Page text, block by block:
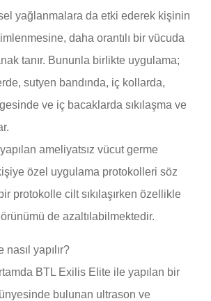
yağlanmalara da etki ederek kişinin
daha orantılı bir vücuda
tanır. Bununla birlikte uygulama;
sutyen bandında, iç kollarda,
ve iç bacaklarda sıkılaşma ve
ameliyatsız vücut germe
özel uygulama protokolleri söz
protokolle cilt sıkılaşırken özellikle
de azaltılabilmektedir.
yapılır?
BTL Exilis Elite ile yapılan bir
bulunan ultrason ve